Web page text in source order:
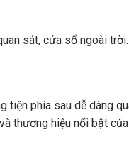
sát, cửa sổ ngoài
tiện phía sau dễ dàng
thương hiệu nổi bật